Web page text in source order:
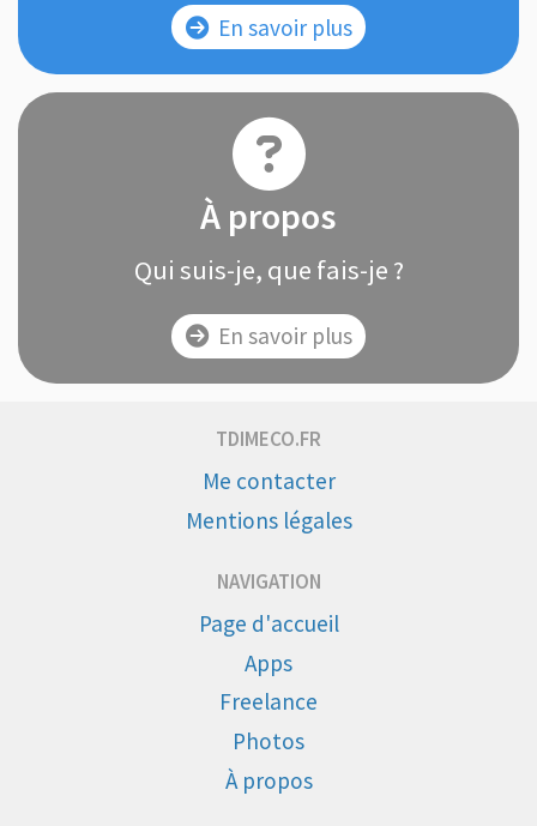
En savoir plus
À propos
Qui suis-je, que fais-je ?
En savoir plus
TDIMECO.FR
Me contacter
Mentions légales
NAVIGATION
Page d'accueil
Apps
Freelance
Photos
À propos